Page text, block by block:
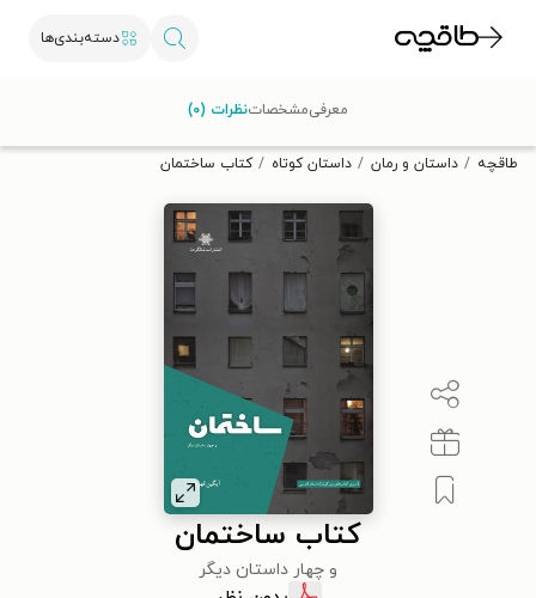
دسته‌بندی‌ها
تخفیف از طاقچه دریافت کن.
طاقچه داستان و رمان داستان کوتاه کتاب ساختمان
کتاب ساختمان
و چهار داستان دیگر
معرفیمشخصاتنظرات (۰)